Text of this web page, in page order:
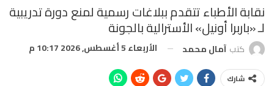
نقابة الأطباء تتقدم ببلاغات رسمية لمنع دورة تدريبية
لـ «باربرا أونيل» الأسترالية بالجونة
كتب آمال محمد الأربعاء 5 أغسطس, 2026 10:17 م
شارك